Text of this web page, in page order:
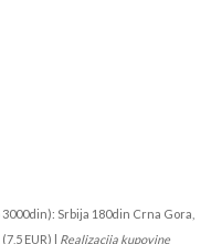
Srbija 180din Crna Gora,
EUR) | Realizacija kupovine